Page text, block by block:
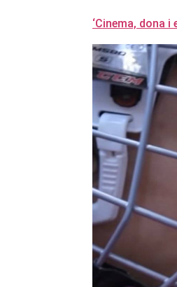
‘Cinema, dona